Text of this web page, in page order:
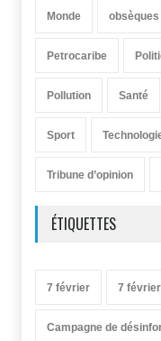
Monde obsèques
Petrocaribe
Pollution Santé
Sport
Tribune d’opinion
ÉTIQUETTES
7 février 7
Campagne de